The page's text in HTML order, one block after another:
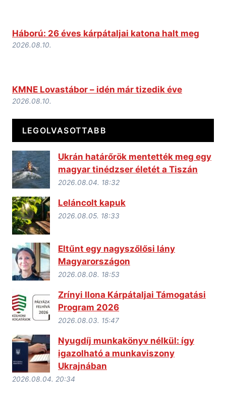
Háború: 26 éves kárpátaljai katona halt meg
2026.08.10.
KMNE Lovastábor – idén már tizedik éve
2026.08.10.
LEGOLVASOTTABB
Ukrán határőrök mentették meg egy
magyar tinédzser életét a Tiszán
2026.08.04. 18:32
Leláncolt kapuk
2026.08.05. 18:33
Eltűnt egy nagyszőlősi lány
Magyarországon
2026.08.08. 18:53
Zrínyi Ilona Kárpátaljai Támogatási
Program 2026
2026.08.03. 15:47
Nyugdíj munkakönyv nélkül: így
igazolható a munkaviszony
Ukrajnában
2026.08.04. 20:34